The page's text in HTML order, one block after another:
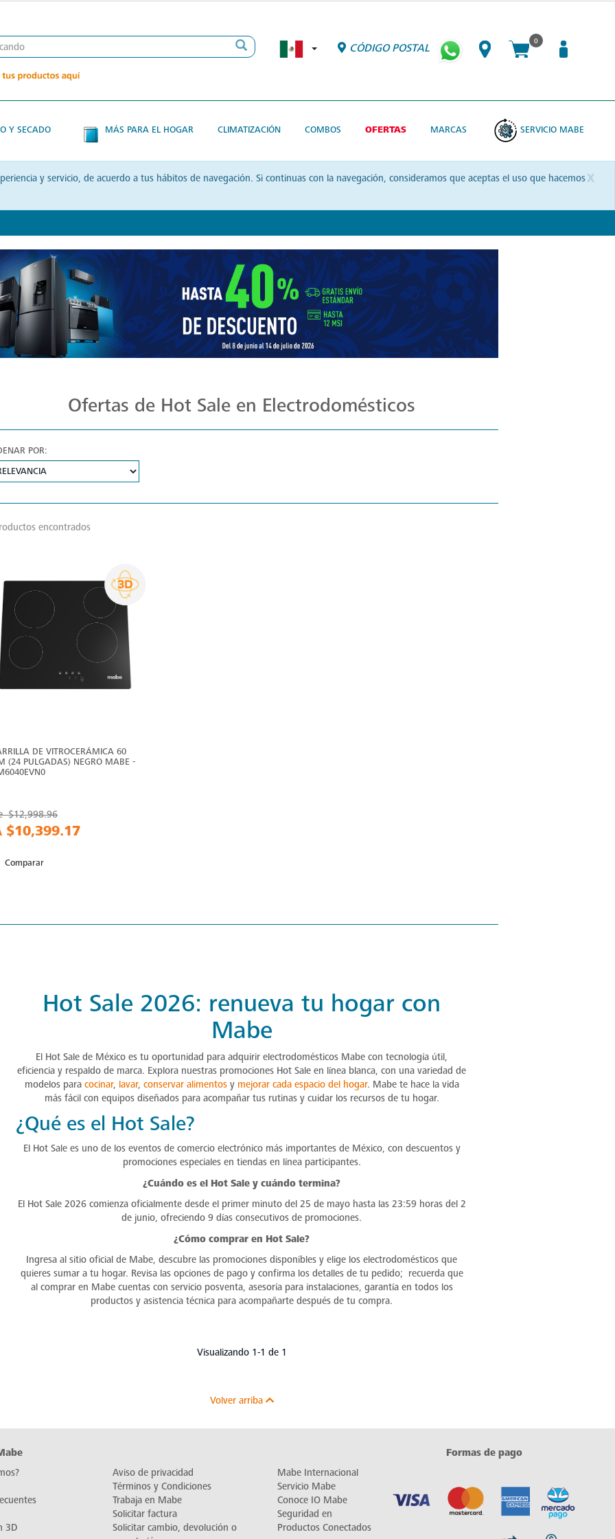
CÓDIGO POSTAL
0
Y SECADO MÁS PARA EL HOGAR CLIMATIZACIÓN COMBOS OFERTAS MARCAS SERVICIO MABE
x
y servicio, de acuerdo a tus hábitos de navegación. Si continuas con la navegación, consideramos que aceptas el uso que hacemos
Ofertas de Hot Sale en Electrodomésticos
POR:
encontrados
DE VITROCERÁMICA 60
(24 PULGADAS) NEGRO MABE -
$12,998.96
$10,399.17
Comparar
Hot Sale 2026: renueva tu hogar con
Mabe
El Hot Sale de México es tu oportunidad para adquirir electrodomésticos Mabe con tecnología útil,
eficiencia y respaldo de marca. Explora nuestras promociones Hot Sale en línea blanca, con una variedad de
modelos para cocinar, lavar, conservar alimentosy mejorar cada espacio del hogar. Mabe te hace la vida
más fácil con equipos diseñados para acompañar tus rutinas y cuidar los recursos de tu hogar.
¿Qué es el Hot Sale?
El Hot Sale es uno de los eventos de comercio electrónico más importantes de México, con descuentos y
promociones especiales en tiendas en línea participantes.
¿Cuándo es el Hot Sale y cuándo termina?
El Hot Sale 2026 comienza oficialmente desde el primer minuto del 25 de mayo hasta las 23:59 horas del 2
de junio, ofreciendo 9 días consecutivos de promociones.
¿Cómo comprar en Hot Sale?
Ingresa al sitio oficial de Mabe, descubre las promociones disponibles y elige los electrodomésticos que
quieres sumar a tu hogar. Revisa las opciones de pago y confirma los detalles de tu pedido; recuerda que
al comprar en Mabe cuentas con servicio posventa, asesoría para instalaciones, garantía en todos los
productos y asistencia técnica para acompañarte después de tu compra.
Visualizando 1-1 de 1
Volver arriba
3D
Aviso de privacidad
Términos y Condiciones
Trabaja en Mabe
Solicitar factura
Solicitar cambio, devolución o
Mabe Internacional
Servicio Mabe
Conoce IO Mabe
Seguridad en
Productos Conectados
Formas de pago